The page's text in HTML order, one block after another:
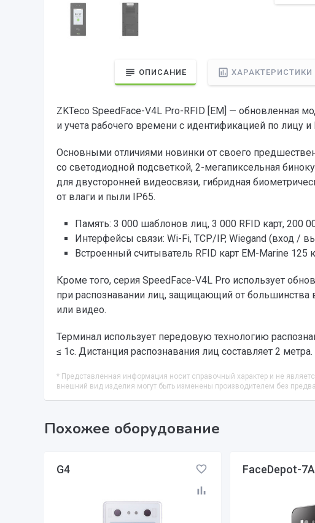
ОПИСАНИЕ ХАРАКТЕРИСТИКИ
ZKTeco SpeedFace-V4L Pro-RFID [EM] — обновленная
и учета рабочего времени с идентификацией по лицу и
Основными отличиями новинки от своего
со светодиодной подсветкой, 2-мегапиксельная
для двусторонней видеосвязи, гибридная
от влаги и пыли IP65.
Память: 3 000 шаблонов лиц, 3 000 RFID карт, 200
Интерфейсы связи: Wi-Fi, TCP/IP, Wiegand (вход /
Встроенный считыватель RFID карт EM-Marine 125
Кроме того, серия SpeedFace-V4L Pro использует
при распознавании лиц, защищающий от
или видео.
Терминал использует передовую технологию
≤ 1с. Дистанция распознавания лиц составляет 2 метра.
* Представленная информация носит справочный характер и не
внешний вид изделия могут быть изменены производителем без
Похожее оборудование
G4 FaceDepot-7A